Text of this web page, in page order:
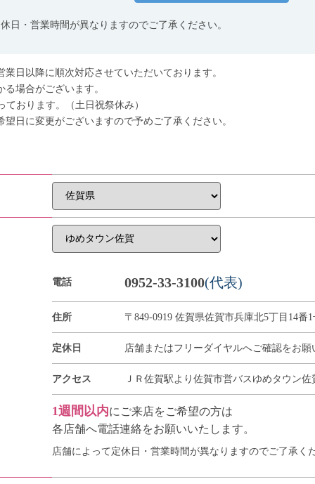
日・営業時間が異なりますのでご了承ください。
日以降に順次対応させていただいております。
場合がございます。
おります。（土日祝祭休み）
日に変更がございますので予めご了承ください。
電話 0952-33-3100(代表)
住所 〒849-0919 佐賀県佐賀市兵庫北5丁目14番1
定休日 店舗またはフリーダイヤルへご確認をお願
アクセス ＪＲ佐賀駅より佐賀市営バスゆめタウン佐
1週間以内にご来店をご希望の方は
各店舗へ電話連絡をお願いいたします。
店舗によって定休日・営業時間が異なりますのでご了承く